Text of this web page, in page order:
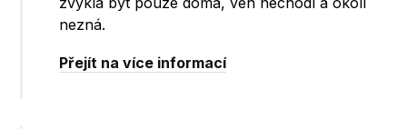
nezná.
Přejít na více informací